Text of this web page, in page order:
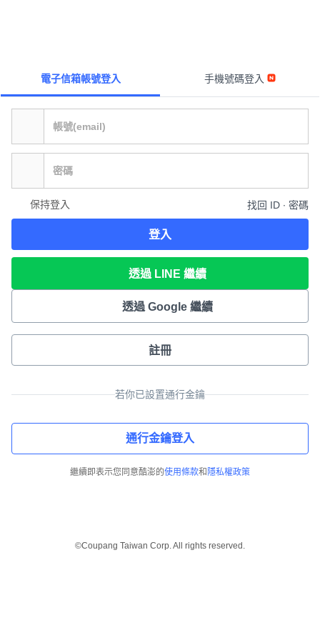
電子信箱帳號登入 手機號碼登入
保持登入 找回 ID ∙ 密碼
登入
透過 LINE 繼續
透過 Google 繼續
註冊
若你已設置通行金鑰
通行金鑰登入
繼續即表示您同意酷澎的使用條款和 隱私權政策
©Coupang Taiwan Corp. All rights reserved.